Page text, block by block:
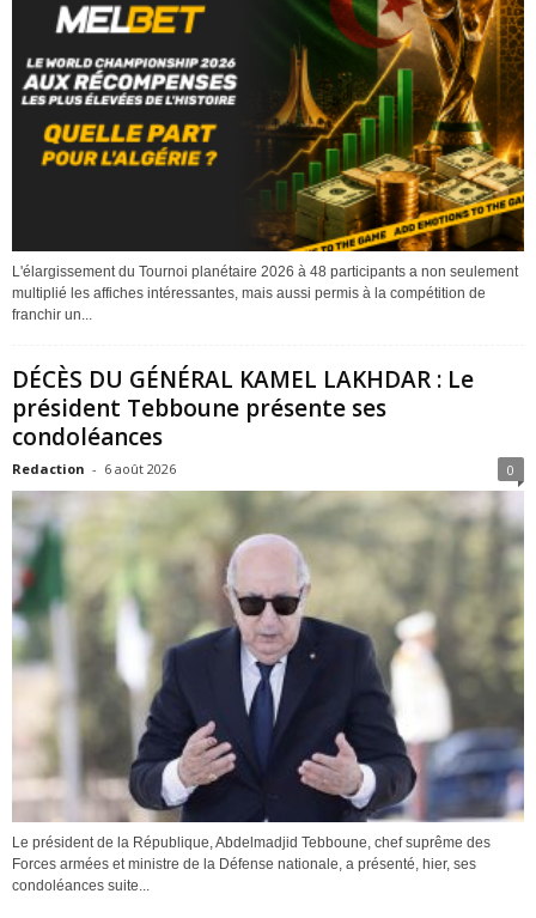
L'élargissement du Tournoi planétaire 2026 à 48 participants a non seulement
multiplié les affiches intéressantes, mais aussi permis à la compétition de
franchir un...
DÉCÈS DU GÉNÉRAL KAMEL LAKHDAR : Le
président Tebboune présente ses
condoléances
Redaction - 6 août 2026 0
Le président de la République, Abdelmadjid Tebboune, chef suprême des
Forces armées et ministre de la Défense nationale, a présenté, hier, ses
condoléances suite...